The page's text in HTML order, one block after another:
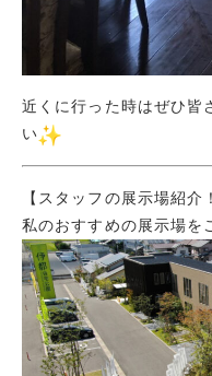
近くに行った時はぜひ皆
い
【スタッフの展示場紹介
私のおすすめの展示場を